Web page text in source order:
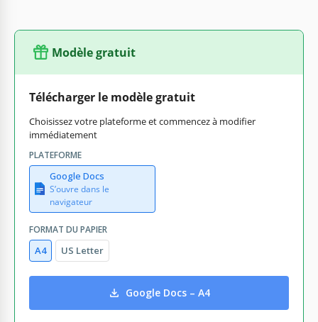
Modèle gratuit
Télécharger le modèle gratuit
Choisissez votre plateforme et commencez à modifier
immédiatement
PLATEFORME
Google Docs
S’ouvre dans le
navigateur
FORMAT DU PAPIER
A4 US Letter
Google Docs – A4